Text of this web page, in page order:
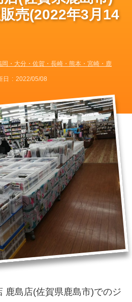
売(2022年3月14
岡・大分・佐賀・長崎・熊本・宮崎・鹿
日 2022/05/08
鹿島店(佐賀県鹿島市)でのジ